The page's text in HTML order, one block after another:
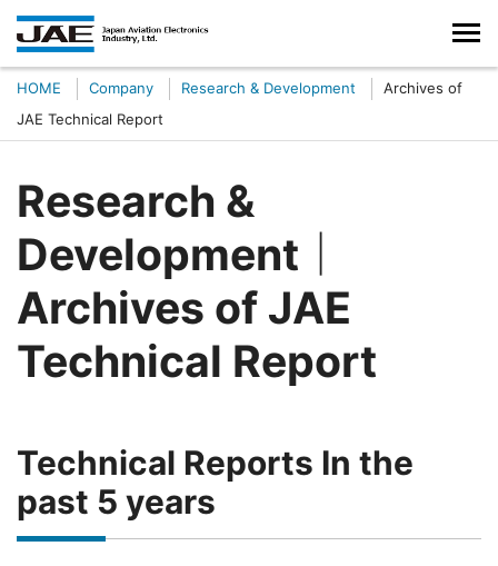
HOME Company Research & Development
Archives of
JAE Technical Report
Research &
Development｜
Archives of JAE
Technical Report
Technical Reports In the
past 5 years